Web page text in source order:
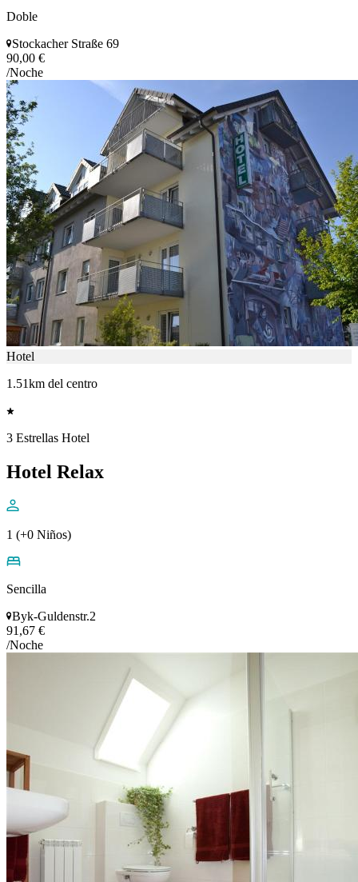
Doble
Stockacher Straße 69
90,00 €
/Noche
Hotel
1.51km del centro
3 Estrellas Hotel
Hotel Relax
1 (+0 Niños)
Sencilla
Byk-Guldenstr.2
91,67 €
/Noche